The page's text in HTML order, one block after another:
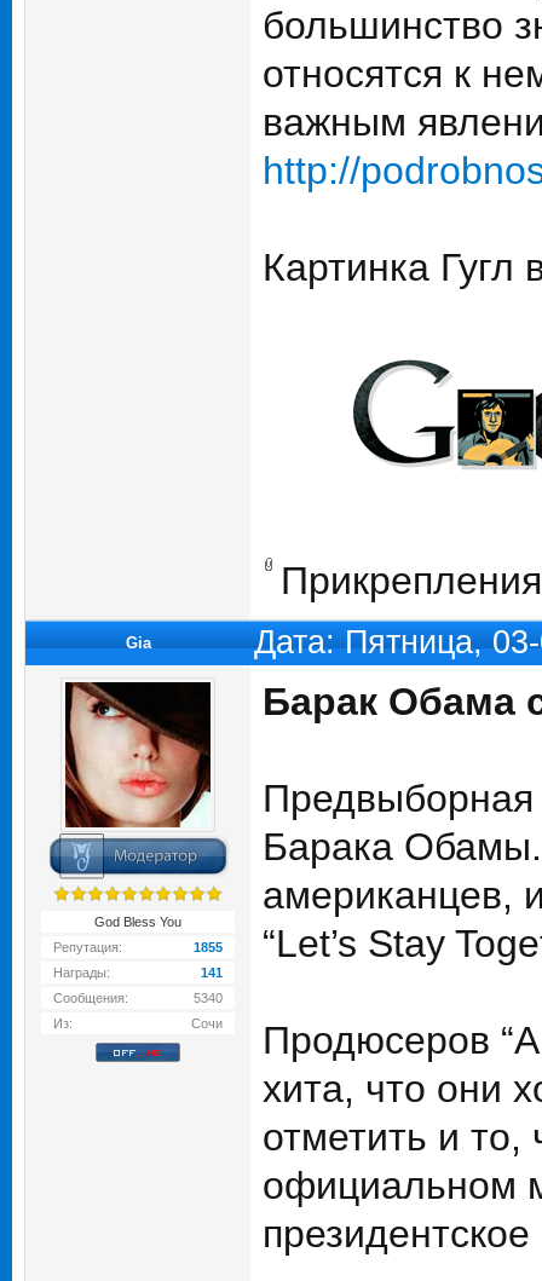
большинство
относятся к
важным
http://
Картинка Гугл
Gia Дата: Пятница,
God Bless You
Репутация:
1855
Награды:
141
Сообщения:
5340
Из:
Сочи
Барак Обама
Предвыборная
Барака
американцев,
“Let’s Stay
Продюсеров
хита, что они
отметить и то,
официальном